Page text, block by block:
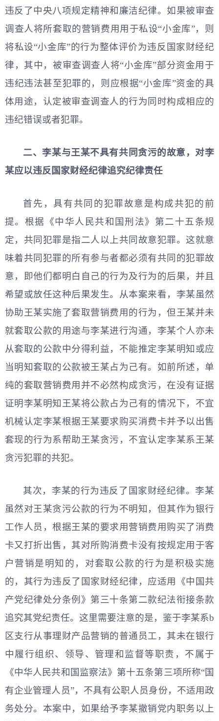
违反了中央八项规定精神和廉洁纪律。如果被审查
调查人将所套取的营销费用用于私设“小金库”，则
将私设“小金库”的行为整体评价为违反国家财经纪
律，其中，被审查调查人将“小金库”部分资金用于
违纪违法甚至犯罪的，则应根据“小金库”资金的具
体用途，认定被审查调查人的行为同时构成相应的
违纪错误或者犯罪。
二、李某与王某不具有共同贪污的故意，对李
某应以违反国家财经纪律追究纪律责任
首先，具有共同的犯罪故意是构成共犯的前
提。根据《中华人民共和 国刑法》第二十五条规
定，共同犯罪是指二人以上共同故意犯罪。这就意
味着共同犯罪的所有参与者都必须有共同的犯罪故
意，即他们都明白自己的行为及行为的后果，并且
希望或放任这种后果发生。从本案来看，李某虽然
协助王某实施了套取营销费用的行为，但王某并未
就套取公款的用途与李某进行沟通，李某个人亦未
从套取的公款中分得利益，不能推定李某明知或应
当明知套取的公款被王某占为己有。如前所述，单
纯的套取营销费用并不必然构成贪污，在没有证据
证明李某明知王某将公款占为己有的情况下，不宜
机械认定李某根据王某要求购买消费卡并予以出售
套现的行为系帮助王某贪污，不宜认定李某系王某
贪污犯罪的共犯。
其次，李某的行为违反了国家财经纪律。李某
虽然对王某贪污公款的行为不明知，但其作为银行
工作人员，根据王某的要求用营销费用购买了消费
卡又打折出售，其对所购消费卡没有按规定用于客
户营销是明知的，对套取公款的行为是积极实施
的，其行为违反了国家财经纪律，应适用《中国共
产党纪律处分条例》第三十条第二款纪法衔接条款
追究其党纪责任。这里需要注意的是，鉴于李某系b
区支行从事理财产品营销的普通员工，其未在银行
中履行组织、领导、管理和监督等职责，不属于
《中华人民共和 国监察法》第十五条第三项所称“国
有企业管理人员”，不具有公职人员身份，不适用政
务处分。本案中，如果给予李某撤销党内职务以上